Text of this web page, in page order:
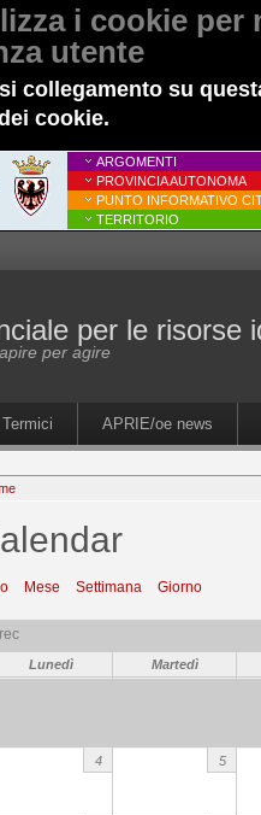
i cookie per
utente
collegamento su
cookie.
ARGOMENTI
PROVINCIA AUTONOMA
PUNTO INFORMATIVO
TERRITORIO
per le risorse
per agire
APRIE/oe news
Mese Settimana Giorno
Lunedì Martedì
4 5